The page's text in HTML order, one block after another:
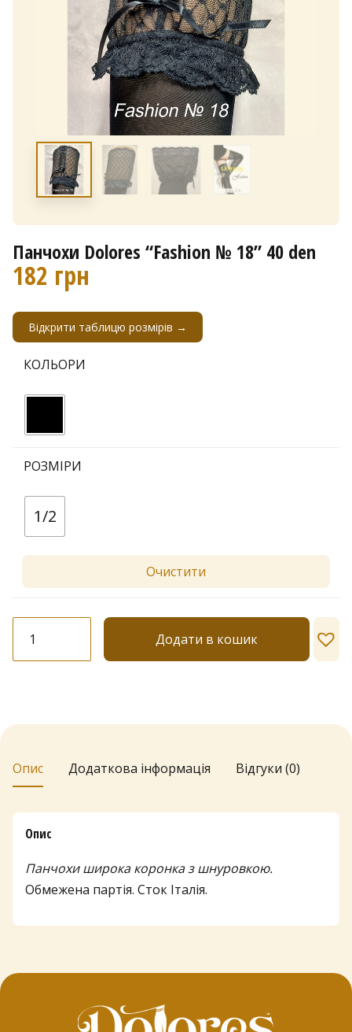
Панчохи Dolores “Fashion № 18” 40 den
182 грн
Відкрити таблицю розмірів →
КОЛЬОРИ
РОЗМІРИ
1/2
Очистити
Dolores
"Fashion
den
Додати в кошик
Опис Додаткова інформація Відгуки (0)
Опис
Панчохи широка коронка з шнуровкою.
Обмежена партія. Сток Італія.